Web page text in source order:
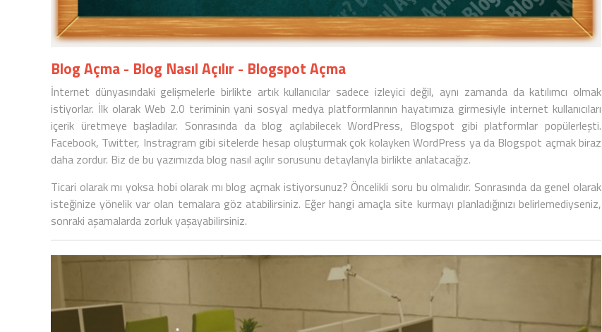
Blog Açma - Blog Nasıl Açılır - Blogspot Açma
İnternet dünyasındaki gelişmelerle birlikte artık kullanıcılar sadece izleyici değil, aynı zamanda da katılımcı olmak
istiyorlar. İlk olarak Web 2.0 teriminin yani sosyal medya platformlarının hayatımıza girmesiyle internet kullanıcıları
içerik üretmeye başladılar. Sonrasında da blog açılabilecekWordPress, Blogspot gibi platformlar popülerleşti.
Facebook, Twitter, Instragram gibi sitelerde hesap oluşturmak çok kolayken WordPress ya da Blogspot açmak biraz
daha zordur. Biz de bu yazımızda blog nasıl açılır sorusunu detaylarıyla birlikte anlatacağız.
Ticari olarak mı yoksa hobi olarak mı blog açmak istiyorsunuz? Öncelikli soru bu olmalıdır. Sonrasında da genel olarak
isteğinize yönelik var olan temalara göz atabilirsiniz. Eğer hangi amaçla site kurmayı planladığınızı belirlemediyseniz,
sonraki aşamalarda zorluk yaşayabilirsiniz.